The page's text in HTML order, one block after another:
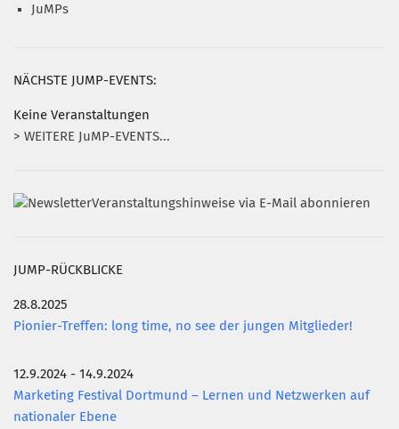
JuMPs
NÄCHSTE JUMP-EVENTS:
Keine Veranstaltungen
> WEITERE JuMP-EVENTS...
Veranstaltungshinweise via E-Mail abonnieren
JUMP-RÜCKBLICKE
28.8.2025
Pionier-Treffen: long time, no see der jungen Mitglieder!
12.9.2024 - 14.9.2024
Marketing Festival Dortmund – Lernen und Netzwerken auf
nationaler Ebene